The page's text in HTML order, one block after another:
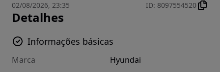
02/08/2026, 23:35 ID: 8097554520
Detalhes
Informações básicas
Marca Hyundai